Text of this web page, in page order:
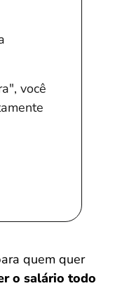
você
quem quer
o salário todo